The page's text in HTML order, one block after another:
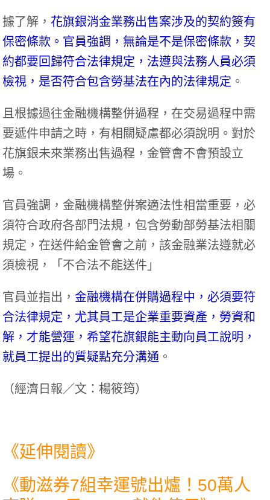
據了解， 花旗銀消金業務出售案涉及的契約簽有
保密條款。官員強調，無論是不是保密條款，契
約都要回歸符合法律規定，法遵與法務人員必須
檢視，是否符合包含勞基法在內的法律規定 。
且根據過往金融機構整併過程，在交易過程中需
要遞件申請之時，有相關疑慮都必須說明。對於
花旗銀未來業務出售過程，金管會不會預設立
場。
官員強調，金融機構整併案適法性相當重要，必
須符合政府各部門法規，包含勞動部勞基法相關
規定，在送件給金管會之前，該金融業法遵就必
須檢視，「不合法不能送件」
官員並指出，金融機構在併購過程中，必須要符
合法律規定，尤其員工是企業重要資產，勞資和
解，才能營運，希望花旗銀能主動向員工說明，
就員工提出的質疑點充分溝通 。
（經濟日報／文：楊筱筠）
《延伸閱讀》
《動滋券7組幸運號出爐！50萬人